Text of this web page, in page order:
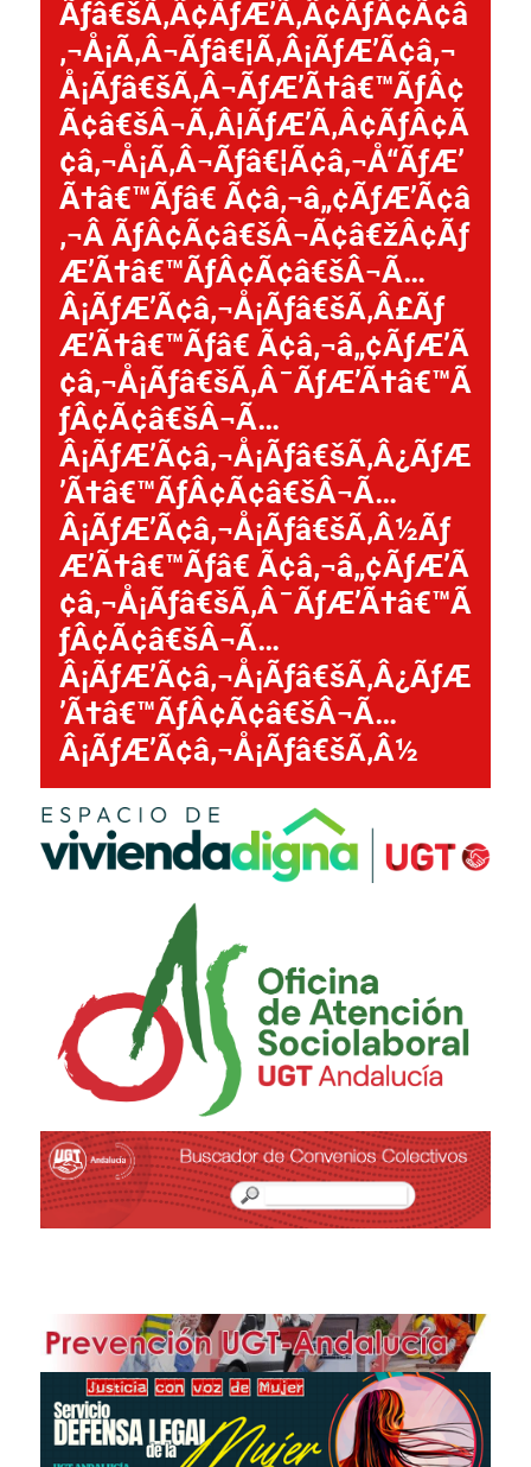
Ãƒâ€šÃ‚Â¢ÃƒÆ’Ã‚Â¢ÃƒÂ¢Ã¢â
‚¬Å¡Ã‚Â¬Ãƒâ€¦Ã‚Â¡ÃƒÆ’Ã¢â‚¬
Å¡Ãƒâ€šÃ‚Â¬ÃƒÆ’Ã†â€™ÃƒÂ¢
Ã¢â€šÂ¬Ã‚Â¦ÃƒÆ’Ã‚Â¢ÃƒÂ¢Ã
¢â‚¬Å¡Ã‚Â¬Ãƒâ€¦Ã¢â‚¬Å“ÃƒÆ’
Ã†â€™Ãƒâ€ Ã¢â‚¬â„¢ÃƒÆ’Ã¢â
‚¬Â ÃƒÂ¢Ã¢â€šÂ¬Ã¢â€žÂ¢Ãƒ
Æ’Ã†â€™ÃƒÂ¢Ã¢â€šÂ¬Ã…
Â¡ÃƒÆ’Ã¢â‚¬Å¡Ãƒâ€šÃ‚Â£Ãƒ
Æ’Ã†â€™Ãƒâ€ Ã¢â‚¬â„¢ÃƒÆ’Ã
¢â‚¬Å¡Ãƒâ€šÃ‚Â¯ÃƒÆ’Ã†â€™Ã
ƒÂ¢Ã¢â€šÂ¬Ã…
Â¡ÃƒÆ’Ã¢â‚¬Å¡Ãƒâ€šÃ‚Â¿ÃƒÆ
’Ã†â€™ÃƒÂ¢Ã¢â€šÂ¬Ã…
Â¡ÃƒÆ’Ã¢â‚¬Å¡Ãƒâ€šÃ‚Â½Ãƒ
Æ’Ã†â€™Ãƒâ€ Ã¢â‚¬â„¢ÃƒÆ’Ã
¢â‚¬Å¡Ãƒâ€šÃ‚Â¯ÃƒÆ’Ã†â€™Ã
ƒÂ¢Ã¢â€šÂ¬Ã…
Â¡ÃƒÆ’Ã¢â‚¬Å¡Ãƒâ€šÃ‚Â¿ÃƒÆ
’Ã†â€™ÃƒÂ¢Ã¢â€šÂ¬Ã…
Â¡ÃƒÆ’Ã¢â‚¬Å¡Ãƒâ€šÃ‚Â½